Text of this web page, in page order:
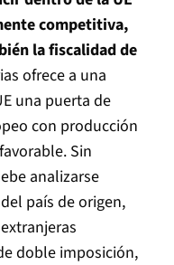
competitiva,
la fiscalidad de
ofrece a una
una puerta de
con producción
Sin
analizarse
país de origen,
doble imposición,